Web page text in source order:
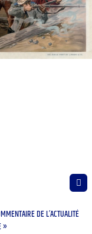
DE L’ACTUALITÉ
»